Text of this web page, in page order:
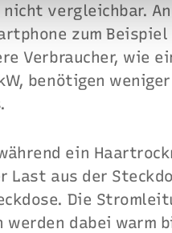
vergleichbar.
zum
Verbraucher, wie
benötigen
ein
Last aus der
Die
werden dabei warm